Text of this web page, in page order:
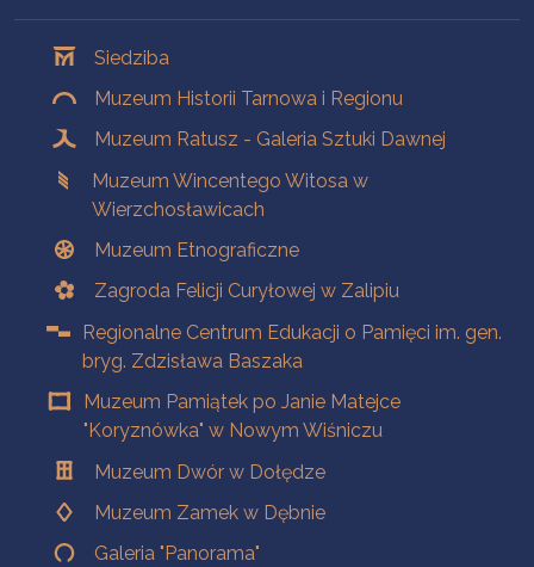
Siedziba
Muzeum Historii Tarnowa i Regionu
Muzeum Ratusz - Galeria Sztuki Dawnej
Muzeum Wincentego Witosa w
Wierzchosławicach
Muzeum Etnograficzne
Zagroda Felicji Curyłowej w Zalipiu
Regionalne Centrum Edukacji o Pamięci im. gen.
bryg. Zdzisława Baszaka
Muzeum Pamiątek po Janie Matejce
"Koryznówka" w Nowym Wiśniczu
Muzeum Dwór w Dołędze
Muzeum Zamek w Dębnie
Galeria "Panorama"